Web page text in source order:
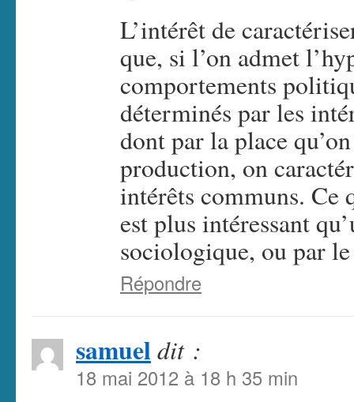
L’intérêt de
que, si l’on admet
comportements
déterminés par les
dont par la place
production, on
intérêts communs.
est plus intéressant
sociologique, ou par
Répondre
samuel dit :
18 mai 2012 à 18 h 35 min